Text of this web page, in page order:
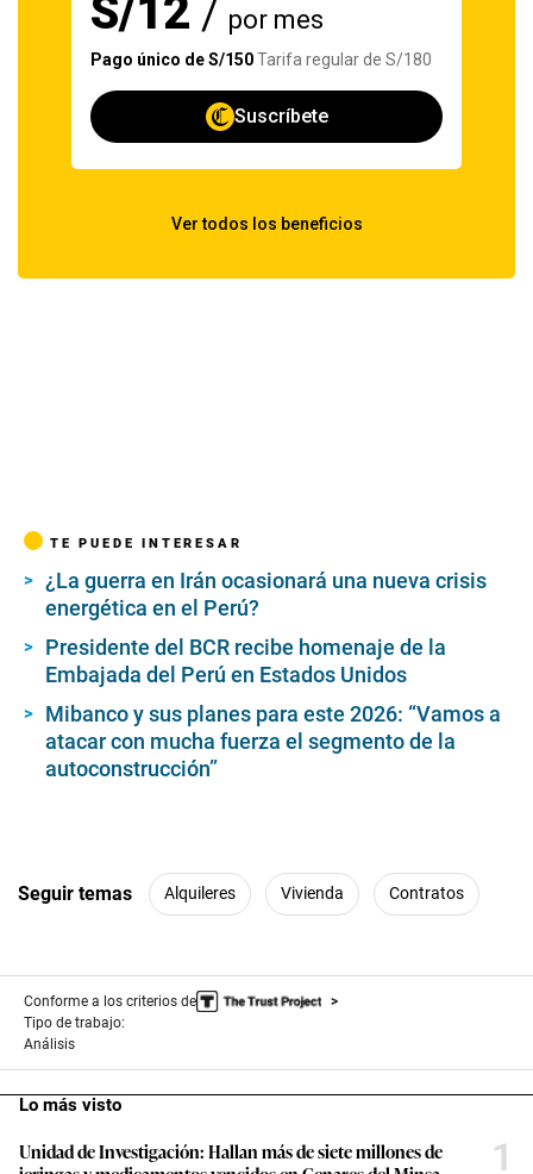
TE PUEDE INTERESAR
¿La guerra en Irán ocasionará una nueva crisis
energética en el Perú?
Presidente del BCR recibe homenaje de la
Embajada del Perú en Estados Unidos
Mibanco y sus planes para este 2026: “Vamos a
atacar con mucha fuerza el segmento de la
autoconstrucción”
Seguir temas Alquileres Vivienda Contratos
Conforme a los criterios de
Tipo de trabajo:
Análisis
Lo más visto
Unidad de Investigación: Hallan más de siete millones de
1